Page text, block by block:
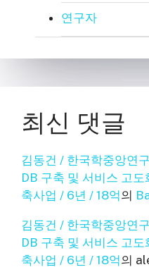
연구자
최신 댓글
김동건 / 한국학중앙연
DB 구축 및 서비스 고
축사업 / 6년 / 18억의
김동건 / 한국학중앙연
DB 구축 및 서비스 고
축사업 / 6년 / 18억의